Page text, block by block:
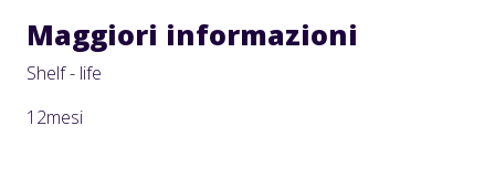
Maggiori informazioni
Shelf - life
12mesi